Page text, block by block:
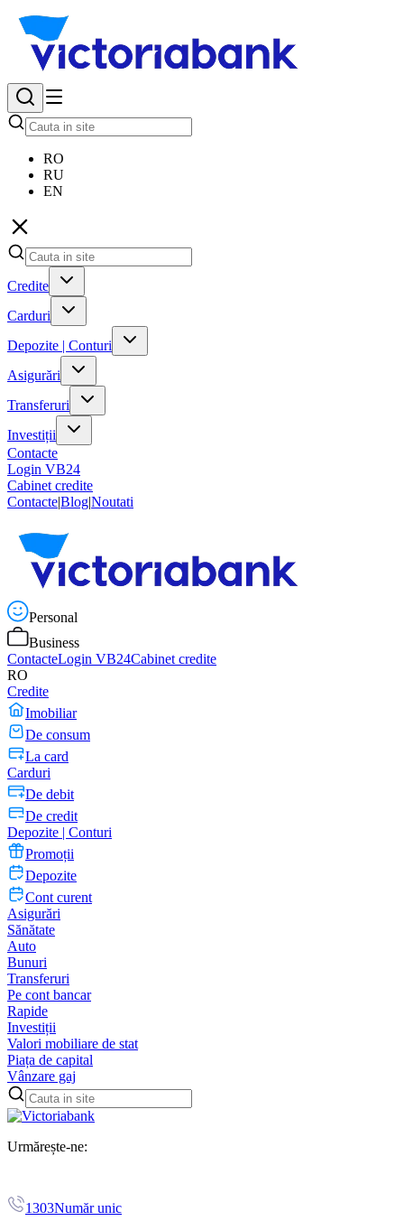
RO
RU
EN
Credite
Carduri
Depozite | Conturi
Asigurări
Transferuri
Investiții
Contacte
Login VB24
Cabinet credite
Contacte|Blog|Noutati
Personal
Business
ContacteLogin VB24Cabinet credite
RO
Credite
Imobiliar
De consum
La card
Carduri
De debit
De credit
Depozite | Conturi
Promoții
Depozite
Cont curent
Asigurări
Sănătate
Auto
Bunuri
Transferuri
Pe cont bancar
Rapide
Investiții
Valori mobiliare de stat
Piața de capital
Vânzare gaj
Urmărește-ne:
1303Număr unic